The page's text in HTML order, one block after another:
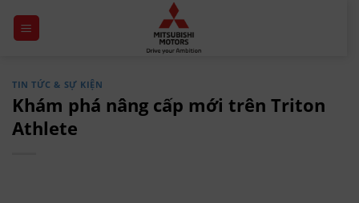
đến
TIN TỨC & SỰ KIỆN
Khám phá nâng cấp mới trên Triton
Athlete